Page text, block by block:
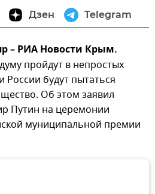
Дзен Telegram
– РИА Новости Крым.
пройдут в непростых
России будут пытаться
Об этом заявил
Путин на церемонии
муниципальной премии